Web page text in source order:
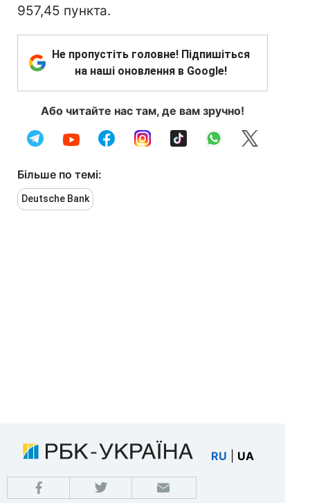
957,45 пункта.
Не пропустіть головне! Підпишіться
на наші оновлення в Google!
Або читайте нас там, де вам зручно!
Більше по темі:
Deutsche Bank
RU UA